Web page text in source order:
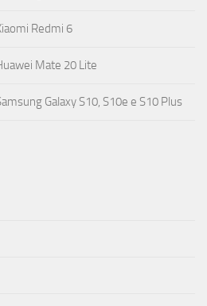
Redmi 6
Mate 20 Lite
Galaxy S10, S10e e S10 Plus